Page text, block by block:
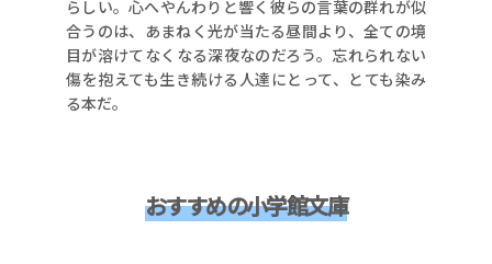
らしい。心へやんわりと響く彼らの言葉の群れが似
合うのは、あまねく光が当たる昼間より、全ての境
目が溶けてなくなる深夜なのだろう。忘れられない
傷を抱えても生き続ける人達にとって、とても染み
る本だ。
おすすめの小学館文庫